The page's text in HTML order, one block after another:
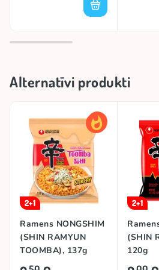
Alternatīvi produkti
2+1
Ramens NONGSHIM
(SHIN RAMYUN
TOOMBA), 137g
2+1
(SHIN
120g